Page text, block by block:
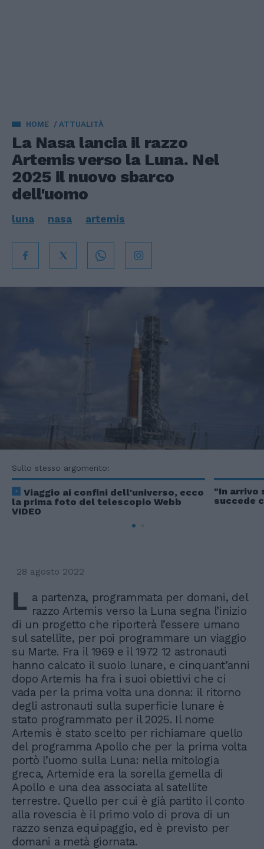
HOME ATTUALITÀ
La Nasa lancia il razzo
Artemis verso la Luna. Nel
2025 il nuovo sbarco
dell'uomo
luna nasa artemis
Sullo stesso argomento:
Viaggio ai confini dell'universo, ecco
la prima foto del telescopio Webb
VIDEO
"In arrivo
succede
28 agosto 2022
L a partenza, programmata per domani, del
razzo Artemis verso la Luna segna l’inizio
di un progetto che riporterà l’essere umano
sul satellite, per poi programmare un viaggio
su Marte. Fra il 1969 e il 1972 12 astronauti
hanno calcato il suolo lunare, e cinquant’anni
dopo Artemis ha fra i suoi obiettivi che ci
vada per la prima volta una donna: il ritorno
degli astronauti sulla superficie lunare è
stato programmato per il 2025. Il nome
Artemis è stato scelto per richiamare quello
del programma Apollo che per la prima volta
portò l’uomo sulla Luna: nella mitologia
greca, Artemide era la sorella gemella di
Apollo e una dea associata al satellite
terrestre. Quello per cui è già partito il conto
alla rovescia è il primo volo di prova di un
razzo senza equipaggio, ed è previsto per
domani a metà giornata.